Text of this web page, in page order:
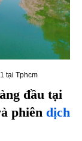
tại Tphcm
đầu tại
phiên dịch